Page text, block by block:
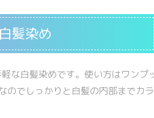
髪染め
な白髪染めです。使い方はワンプ
のでしっかりと白髪の内部までカラ